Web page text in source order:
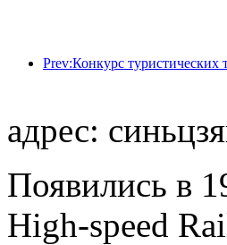
адрес:
Появились в
High-speed